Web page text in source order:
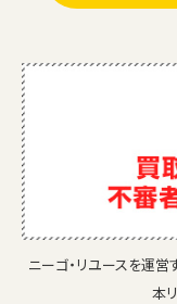
ニーゴ・リユースを運
本